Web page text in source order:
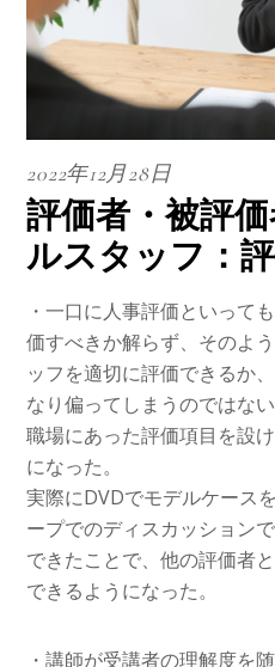
2022年12月28日
評価者・被評
ルスタッフ：評
・一口に人事評価といって
価すべきか解らず、そのよ
ッフを適切に評価できるか
なり偏ってしまうのではな
職場にあった評価項目を設
になった。
実際にDVDでモデルケース
ープでのディスカッション
できたことで、他の評価者
できるようになった。
・講師が受講者の理解度を